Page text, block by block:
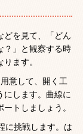
どを見て、「どん
？」と観察する時
ます。
意して、開く工
にします。曲線に
トしましょう。
に挑戦します。は